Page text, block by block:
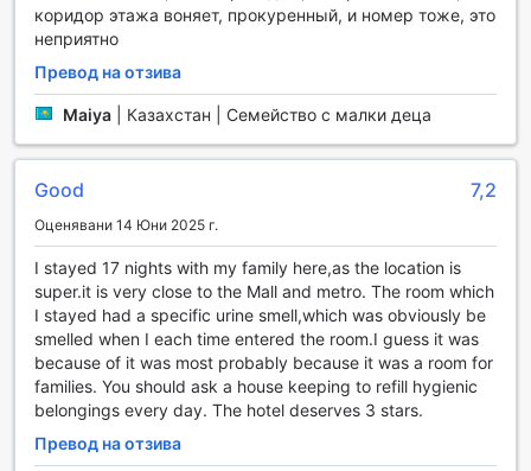
В Novotel Suites Mall Avenue Dubai спортът и активният
начин на живот са на преден план. Хотелът предлага
напълно оборудван фитнес център, който е на
разположение на гостите 24 часа в денонощието.
Независимо дали сте рано сутрин или късно вечер,
можете да се насладите на тренировка с модерни
време на вашето пътуване. Фитнес центърът е
безплатен за всички гости, осигурявайки удобство и
достъпност за всеки, който желае да се потопи в
активността.
За любителите на водните спортове, откритият басейн
на хотела предлага идеалната възможност за
освежаване и релаксация. Със стилен бар край
басейна, можете да се насладите на освежаващи
напитки и леки закуски, докато се наслаждавате на
слънчевите лъчи. Хотелът предлага и множество
възможности за занимания на плажа, което добавя
допълнителен елемент на приключение и забавление.
коридор этажа воняет, прокуренный, и номер тоже, это
неприятно
Превод на отзива
Maiya Казахстан | Семейство с малки деца
Good 7,2
Оценявани 14 Юни 2025 г.
I stayed 17 nights with my family here,as the location is
super.it is very close to the Mall and metro. The room which
I stayed had a specific urine smell,which was obviously be
smelled when I each time entered the room.I guess it was
because of it was most probably because it was a room for
families. You should ask a house keeping to refill hygienic
belongings every day. The hotel deserves 3 stars.
Превод на отзива